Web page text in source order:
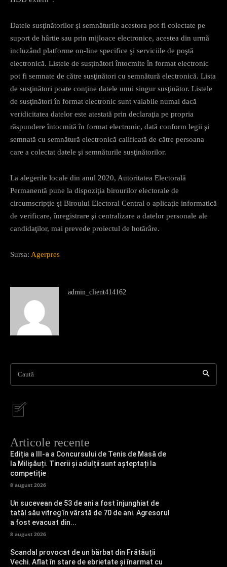
Datele susţinătorilor şi semnăturile acestora pot fi colectate pe
suport de hârtie sau prin mijloace electronice, acestea din urmă
incluzând platforme on-line specifice şi serviciile de poştă
electronică. Listele de susţinători întocmite în format electronic
pot fi semnate de către susţinători cu semnătură electronică. Lista
de susţinători poate conţine datele unui singur susţinător. Listele
de susţinători în format electronic sunt valabile numai dacă
veridicitatea datelor este atestată prin declaraţia pe propria
răspundere întocmită în format electronic, dată conform legii şi
semnată cu semnătură electronică calificată de către persoana
care a colectat datele şi semnăturile susţinătorilor.
La alegerile locale din anul 2020, Autoritatea Electorală
Permanentă pune la dispoziţia birourilor electorale de
circumscripţie şi Biroului Electoral Central o aplicaţie informatică
de verificare, înregistrare şi centralizare a datelor personale ale
candidaţilor, mai prevede proiectul de hotărâre.
Sursa: Agerpres
admin_client414162
Caută
Articole recente
Ediția a III-a a Concursului de Tenis de Masă de
la Milișăuți. Tinerii și adulții sunt așteptați la
competiție
8 august 2026
Un sucevean de 53 de ani a fost înjunghiat de
tatăl său vitreg în vârstă de 70 de ani. Agresorul
a fost evacuat din...
8 august 2026
Scandal provocat de un bărbat din Frătăuții
Vechi. Aflat în stare de ebrietate și înarmat cu